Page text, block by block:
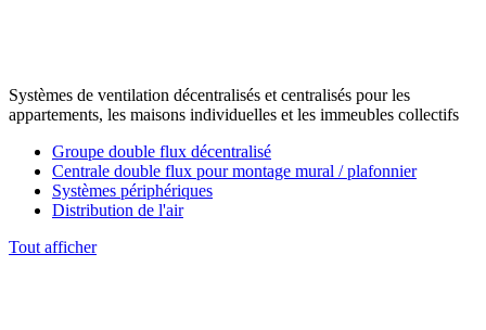
Systèmes de ventilation décentralisés et centralisés pour les
appartements, les maisons individuelles et les immeubles collectifs
Groupe double flux décentralisé
Centrale double flux pour montage mural / plafonnier
Systèmes périphériques
Distribution de l'air
Tout afficher